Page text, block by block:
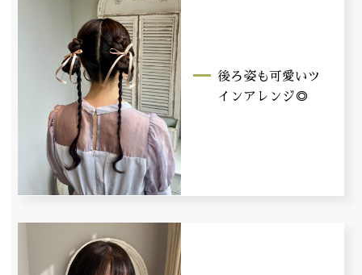
後ろ姿も可愛いツ
インアレンジ◎